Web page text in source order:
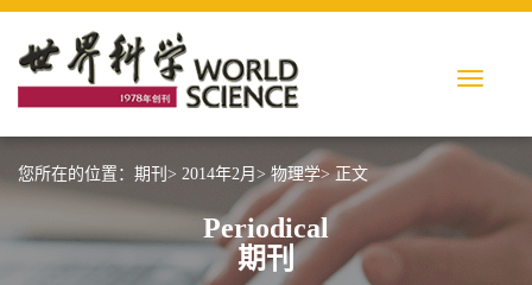
您所在的位置： 期刊> 2014年2月> 物理学> 正文
Periodical
期刊